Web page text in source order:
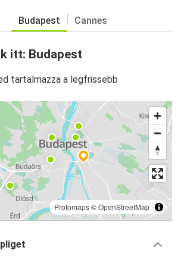
Budapest Cannes
itt: Budapest
tartalmazza a legfrissebb
Protomaps©OpenStreetMap